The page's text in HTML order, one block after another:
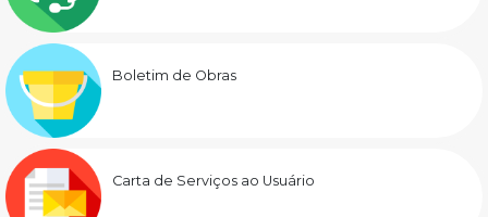
Boletim de Obras
Carta de Serviços ao Usuário